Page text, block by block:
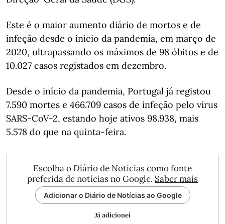
Este é o maior aumento diário de mortos e de
infeção desde o início da pandemia, em março de
2020, ultrapassando os máximos de 98 óbitos e de
10.027 casos registados em dezembro.
Desde o início da pandemia, Portugal já registou
7.590 mortes e 466.709 casos de infeção pelo vírus
SARS-CoV-2, estando hoje ativos 98.938, mais
5.578 do que na quinta-feira.
Escolha o Diário de Notícias como fonte
preferida de notícias no Google. Saber mais
Adicionar o Diário de Notícias ao Google
Já adicionei